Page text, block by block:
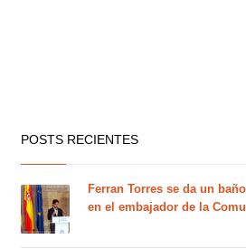
POSTS RECIENTES
Ferran Torres se da un
en el embajador de la